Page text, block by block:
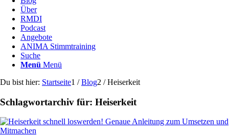
Über
RMDI
Podcast
Angebote
ANIMA Stimmtraining
Suche
Menü Menü
Du bist hier: Startseite1 / Blog2 / Heiserkeit
Schlagwortarchiv für: Heiserkeit